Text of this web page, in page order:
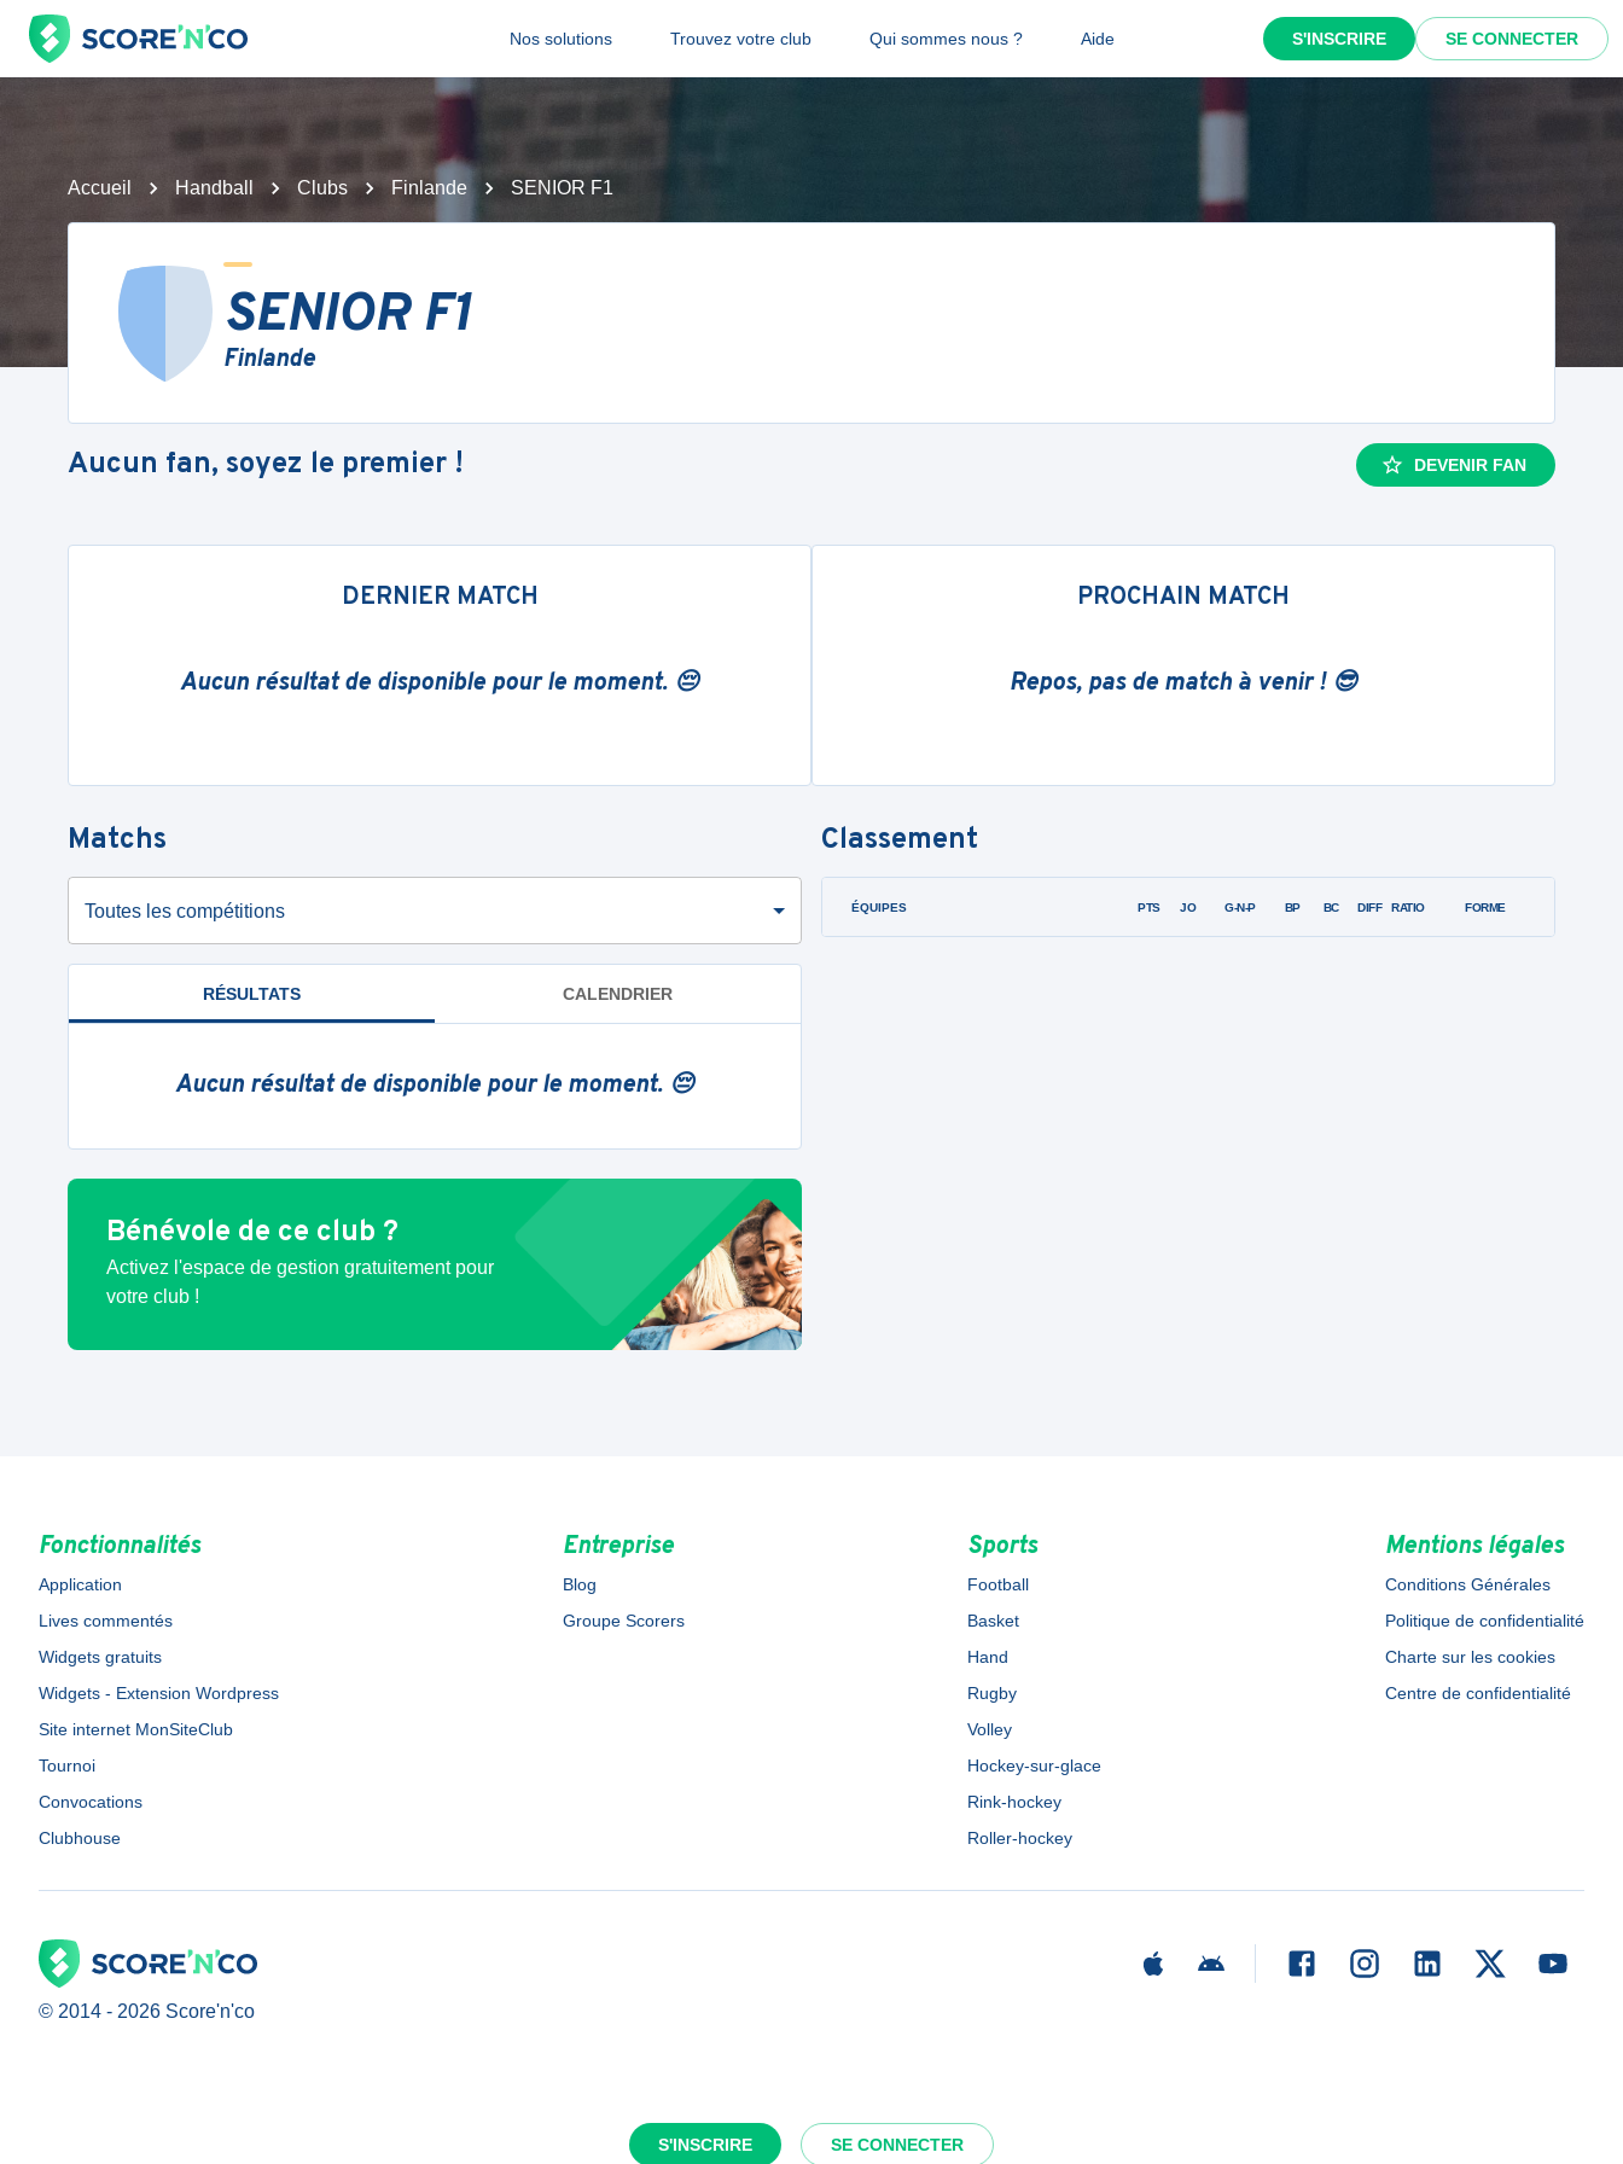
Nos solutions Trouvez votre club Qui sommes nous ? Aide S'INSCRIRE SE CONNECTER
S'INSCRIRE SE CONNECTER
Accueil Handball Clubs Finlande SENIOR F1
SENIOR F1
Finlande
Aucun fan, soyez le premier ! DEVENIR FAN
DERNIER MATCH
Aucun résultat de disponible pour le moment. 😔
PROCHAIN MATCH
Repos, pas de match à venir ! 😎
Matchs
Toutes les compétitions
RÉSULTATS CALENDRIER
Aucun résultat de disponible pour le moment. 😔
Bénévole de ce club ?
Activez l'espace de gestion gratuitement pour
votre club !
Classement
ÉQUIPES PTS JO G-N-P BP BC DIFF RATIO FORME
Fonctionnalités
Application
Lives commentés
Widgets gratuits
Widgets - Extension Wordpress
Site internet MonSiteClub
Tournoi
Convocations
Clubhouse
Entreprise
Blog
Groupe Scorers
Sports
Football
Basket
Hand
Rugby
Volley
Hockey-sur-glace
Rink-hockey
Roller-hockey
Mentions légales
Conditions Générales
Politique de confidentialité
Charte sur les cookies
Centre de confidentialité
© 2014 - 2026 Score'n'co